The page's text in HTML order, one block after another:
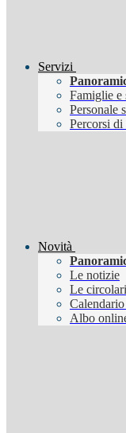
Servizi
Famiglie e
Personale
Percorsi di
Novità
Le notizie
Le circolari
Albo